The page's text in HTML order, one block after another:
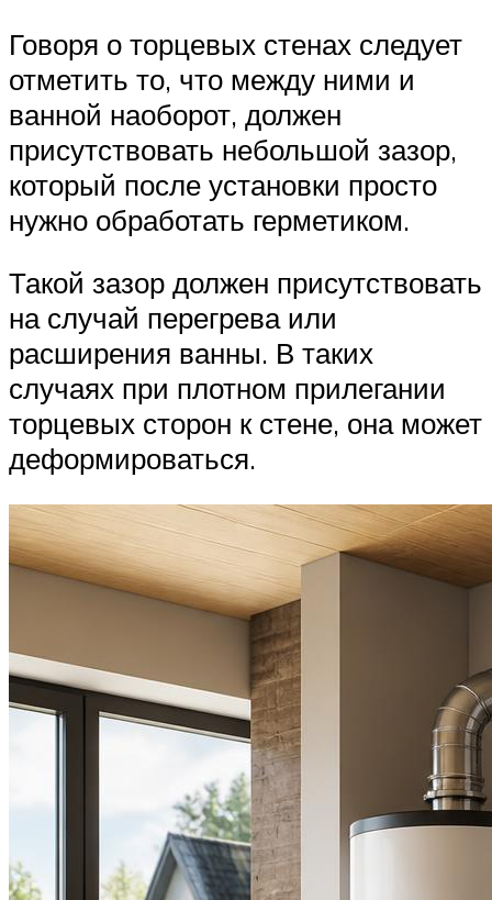
Говоря о торцевых стенах следует
отметить то, что между ними и
ванной наоборот, должен
присутствовать небольшой зазор,
который после установки просто
нужно обработать герметиком.
Такой зазор должен присутствовать
на случай перегрева или
расширения ванны. В таких
случаях при плотном прилегании
торцевых сторон к стене, она может
деформироваться.